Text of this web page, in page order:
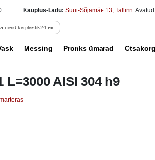
Kauplus-Ladu: Suur-Sõjamäe 13, Tallinn.
meid ka plastik24.ee
Messing Pronks ümarad
L=3000 AISI 304 h9